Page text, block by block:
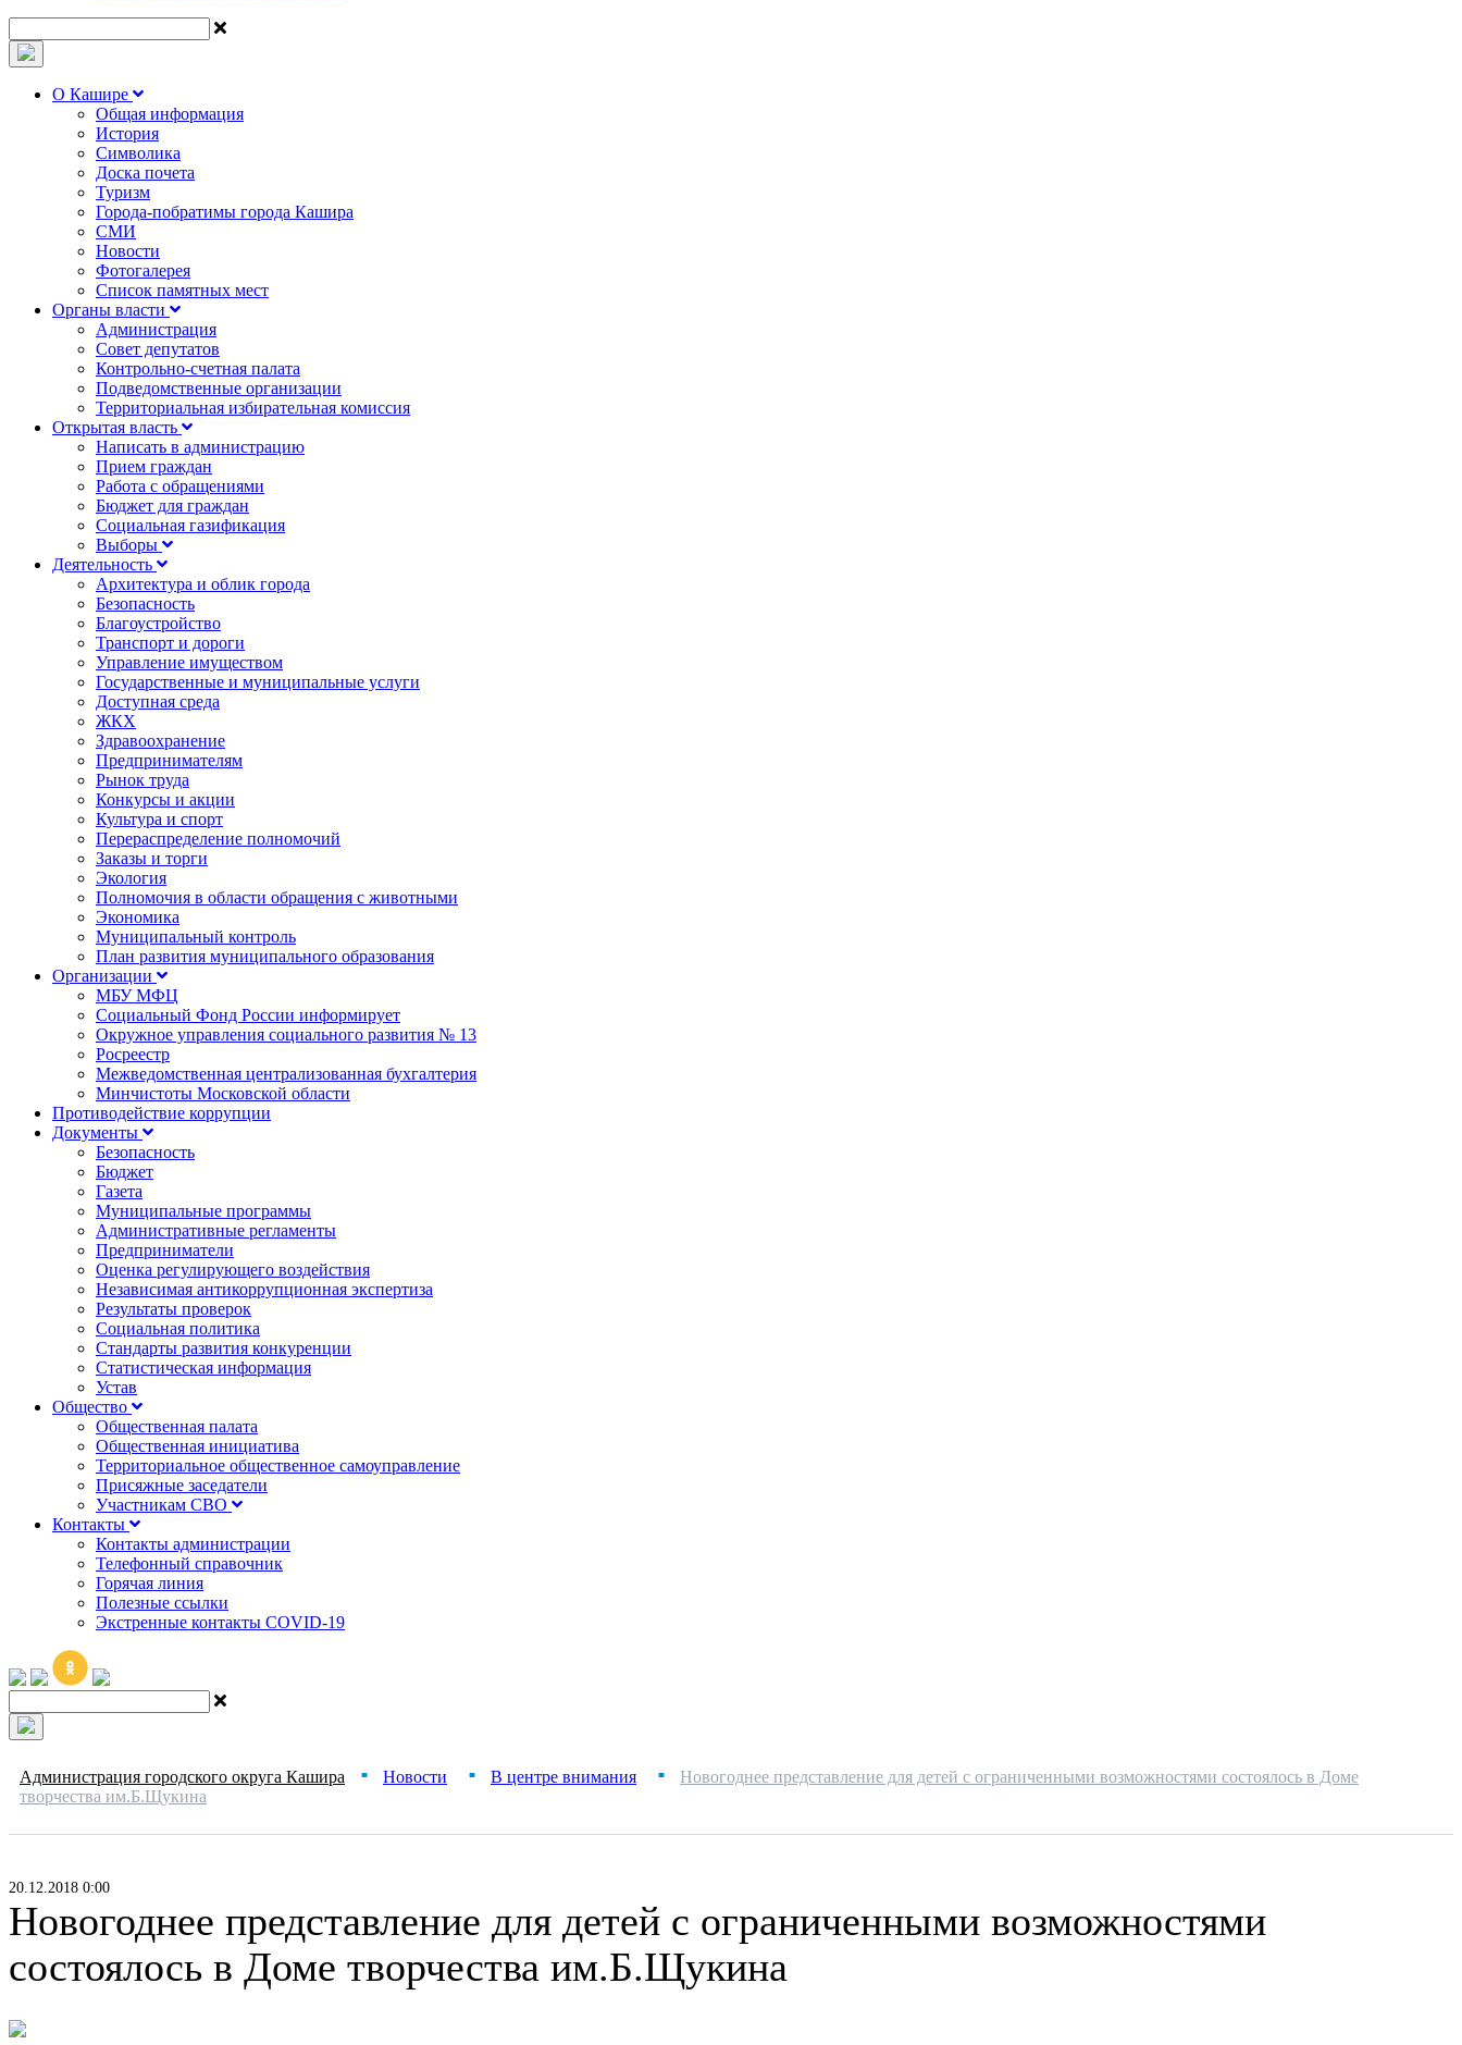
О Кашире
Общая информация
История
Символика
Доска почета
Туризм
Города-побратимы города Кашира
СМИ
Новости
Фотогалерея
Список памятных мест
Органы власти
Администрация
Совет депутатов
Контрольно-счетная палата
Подведомственные организации
Территориальная избирательная комиссия
Открытая власть
Написать в администрацию
Прием граждан
Работа с обращениями
Бюджет для граждан
Социальная газификация
Выборы
Деятельность
Архитектура и облик города
Безопасность
Благоустройство
Транспорт и дороги
Управление имуществом
Государственные и муниципальные услуги
Доступная среда
ЖКХ
Здравоохранение
Предпринимателям
Рынок труда
Конкурсы и акции
Культура и спорт
Перераспределение полномочий
Заказы и торги
Экология
Полномочия в области обращения с животными
Экономика
Муниципальный контроль
План развития муниципального образования
Организации
МБУ МФЦ
Социальный Фонд России информирует
Окружное управления социального развития № 13
Росреестр
Межведомственная централизованная бухгалтерия
Минчистоты Московской области
Противодействие коррупции
Документы
Безопасность
Бюджет
Газета
Муниципальные программы
Административные регламенты
Предприниматели
Оценка регулирующего воздействия
Независимая антикоррупционная экспертиза
Результаты проверок
Социальная политика
Стандарты развития конкуренции
Статистическая информация
Устав
Общество
Общественная палата
Общественная инициатива
Территориальное общественное самоуправление
Присяжные заседатели
Участникам СВО
Контакты
Контакты администрации
Телефонный справочник
Горячая линия
Полезные ссылки
Экстренные контакты COVID-19
Администрация городского округа Кашира ■ Новости ■ В центре внимания ■
Новогоднее представление для детей с ограниченными возможностями состоялось в Доме
творчества им.Б.Щукина
20.12.2018 0:00
Новогоднее представление для детей с ограниченными возможностями
состоялось в Доме творчества им.Б.Щукина